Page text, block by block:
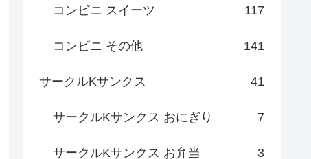
コンビニ スイーツ 117
コンビニ その他 141
サークルKサンクス 41
サークルKサンクス おにぎり 7
サークルKサンクス お弁当 3